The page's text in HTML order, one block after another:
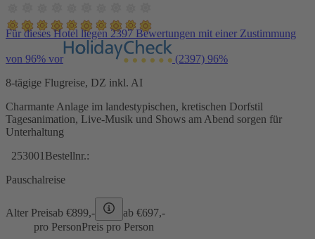
Für dieses Hotel liegen 2397 Bewertungen mit einer Zustimmung
von 96% vor (2397) 96%
8-tägige Flugreise, DZ inkl. AI
Charmante Anlage im landestypischen, kretischen Dorfstil
Tagesanimation, Live-Musik und Shows am Abend sorgen für
Unterhaltung
253001 Bestellnr.:
Pauschalreise
Alter Preisab €899,- ab €697,-
pro PersonPreis pro Person